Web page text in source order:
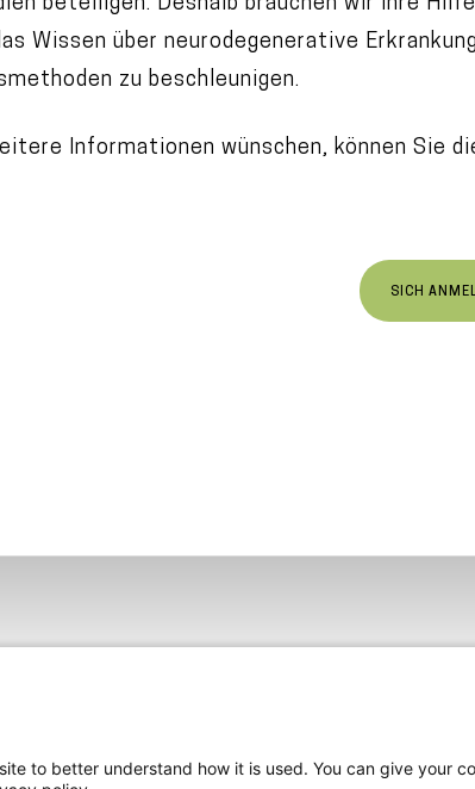
Wissen über neurodegenerative
zu beschleunigen.
Informationen wünschen, können Sie
SICH
to better understand how it is used. You can give your